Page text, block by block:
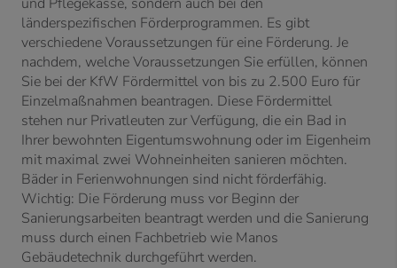
länderspezifischen Förderprogrammen. Es gibt
verschiedene Voraussetzungen für eine Förderung. Je
nachdem, welche Voraussetzungen Sie erfüllen, können
Sie bei der KfW Fördermittel von bis zu 2.500 Euro für
Einzelmaßnahmen beantragen. Diese Fördermittel
stehen nur Privatleuten zur Verfügung, die ein Bad in
Ihrer bewohnten Eigentumswohnung oder im Eigenheim
mit maximal zwei Wohneinheiten sanieren möchten.
Bäder in Ferienwohnungen sind nicht förderfähig.
Wichtig: Die Förderung muss vor Beginn der
Sanierungsarbeiten beantragt werden und die Sanierung
muss durch einen Fachbetrieb wie Manos
Gebäudetechnik durchgeführt werden.